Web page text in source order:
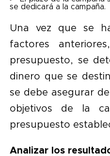
se dedicará a la campaña.
Una vez que se
factores
presupuesto, se
dinero que se
se debe asegurar
objetivos de la
presupuesto
Analizar los